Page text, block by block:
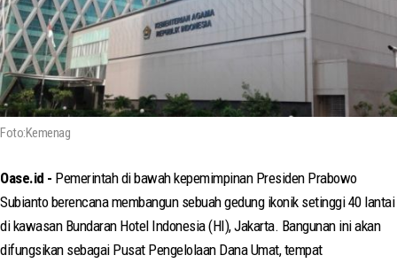
Foto:Kemenag
Oase.id - Pemerintah di bawah kepemimpinan Presiden Prabowo
Subianto berencana membangun sebuah gedung ikonik setinggi 40 lantai
di kawasan Bundaran Hotel Indonesia (HI), Jakarta. Bangunan ini akan
difungsikan sebagai Pusat Pengelolaan Dana Umat, tempat